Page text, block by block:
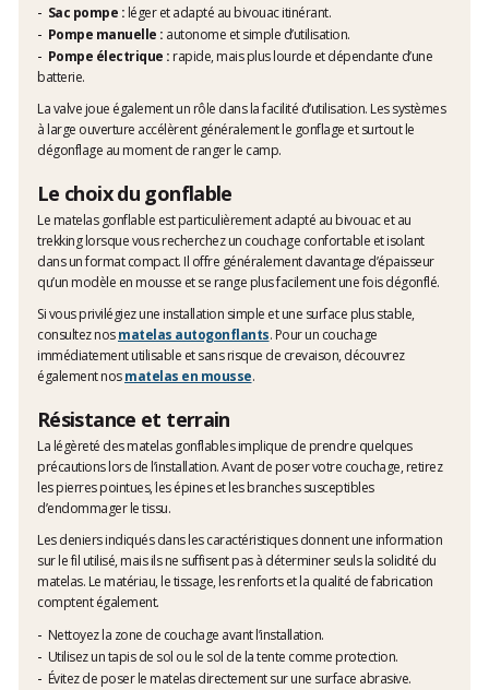
Sac pompe : léger et adapté au bivouac itinérant.
Pompe manuelle : autonome et simple d’utilisation.
Pompe électrique : rapide, mais plus lourde et dépendante d’une
batterie.
La valve joue également un rôle dans la facilité d’utilisation. Les systèmes
à large ouverture accélèrent généralement le gonflage et surtout le
dégonflage au moment de ranger le camp.
Le choix du gonflable
Le matelas gonflable est particulièrement adapté au bivouac et au
trekking lorsque vous recherchez un couchage confortable et isolant
dans un format compact. Il offre généralement davantage d’épaisseur
qu’un modèle en mousse et se range plus facilement une fois dégonflé.
Si vous privilégiez une installation simple et une surface plus stable,
consultez nosmatelas autogonflants. Pour un couchage
immédiatement utilisable et sans risque de crevaison, découvrez
également nosmatelas en mousse.
Résistance et terrain
La légèreté des matelas gonflables implique de prendre quelques
précautions lors de l’installation. Avant de poser votre couchage, retirez
les pierres pointues, les épines et les branches susceptibles
d’endommager le tissu.
Les deniers indiqués dans les caractéristiques donnent une information
sur le fil utilisé, mais ils ne suffisent pas à déterminer seuls la solidité du
matelas. Le matériau, le tissage, les renforts et la qualité de fabrication
comptent également.
Nettoyez la zone de couchage avant l’installation.
Utilisez un tapis de sol ou le sol de la tente comme protection.
Évitez de poser le matelas directement sur une surface abrasive.